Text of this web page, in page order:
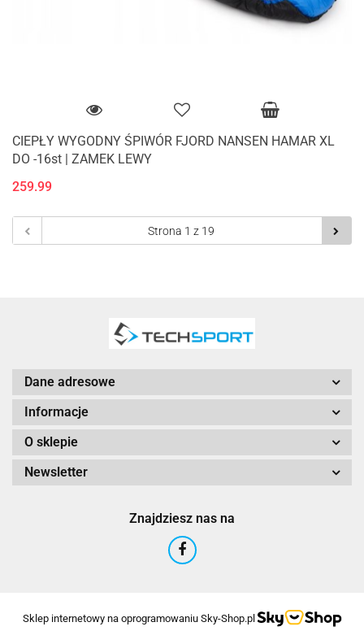
CIEPŁY WYGODNY ŚPIWÓR FJORD NANSEN HAMAR XL
DO -16st | ZAMEK LEWY
259.99
Dane adresowe
Informacje
O sklepie
Newsletter
Znajdziesz nas na
Sklep internetowy na oprogramowaniu Sky-Shop.pl